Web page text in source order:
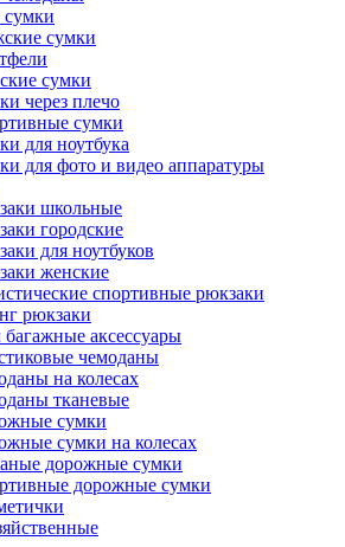
сумки
сумки
через плечо
сумки
для ноутбука
для фото и видео аппаратуры
школьные
городские
для ноутбуков
женские
спортивные рюкзаки
рюкзаки
аксессуары
чемоданы
на колесах
тканевые
сумки
сумки на колесах
дорожные сумки
дорожные сумки